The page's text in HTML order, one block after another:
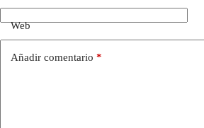
Web
Añadir comentario *